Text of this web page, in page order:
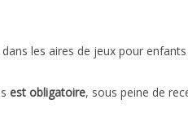
les aires de jeux pour
est obligatoire, sous peine de